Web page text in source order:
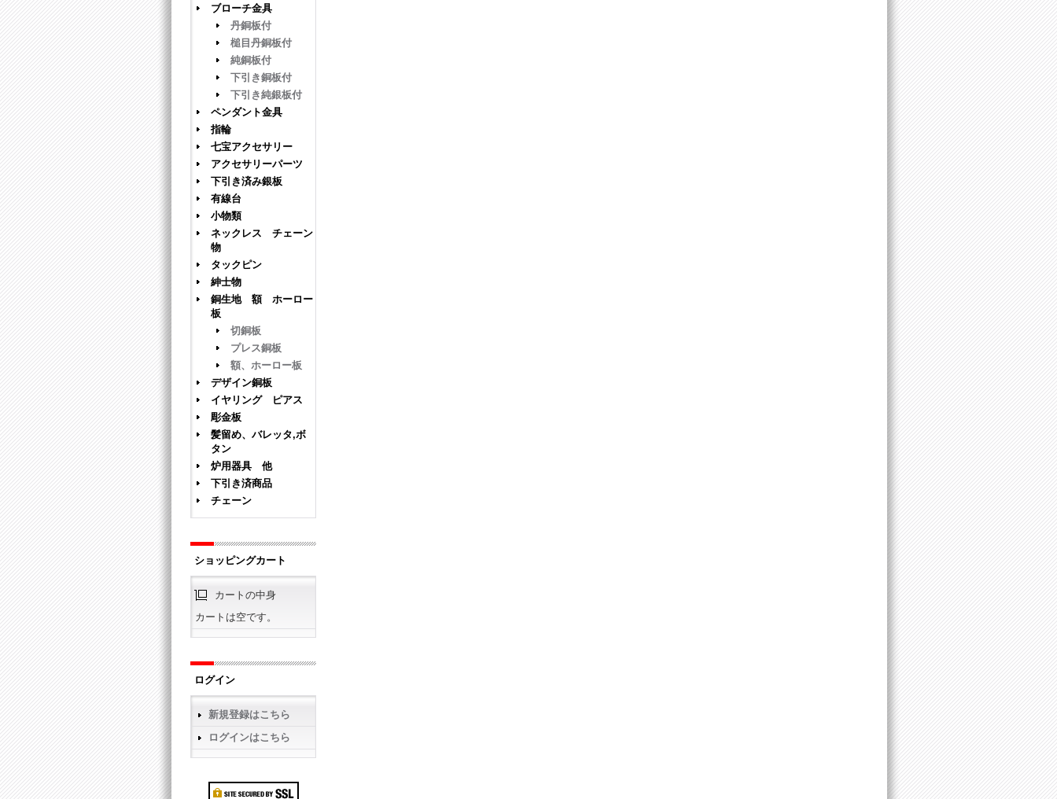
ブローチ金具
丹銅板付
槌目丹銅板付
純銅板付
下引き銅板付
下引き純銀板付
ペンダント金具
指輪
七宝アクセサリー
アクセサリーパーツ
下引き済み銀板
有線台
小物類
ネックレス チェーン
物
タックピン
紳士物
銅生地 額 ホーロー
板
切銅板
プレス銅板
額、ホーロー板
デザイン銅板
イヤリング ピアス
彫金板
髪留め、バレッタ,ボ
タン
炉用器具 他
下引き済商品
チェーン
ショッピングカート
カートの中身
カートは空です。
ログイン
新規登録はこちら
ログインはこちら